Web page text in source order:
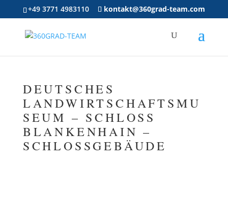
+49 3771 4983110 kontakt@360grad-team.com
DEUTSCHES
LANDWIRTSCHAFTSMU
SEUM – SCHLOSS
BLANKENHAIN –
SCHLOSSGEBÄUDE